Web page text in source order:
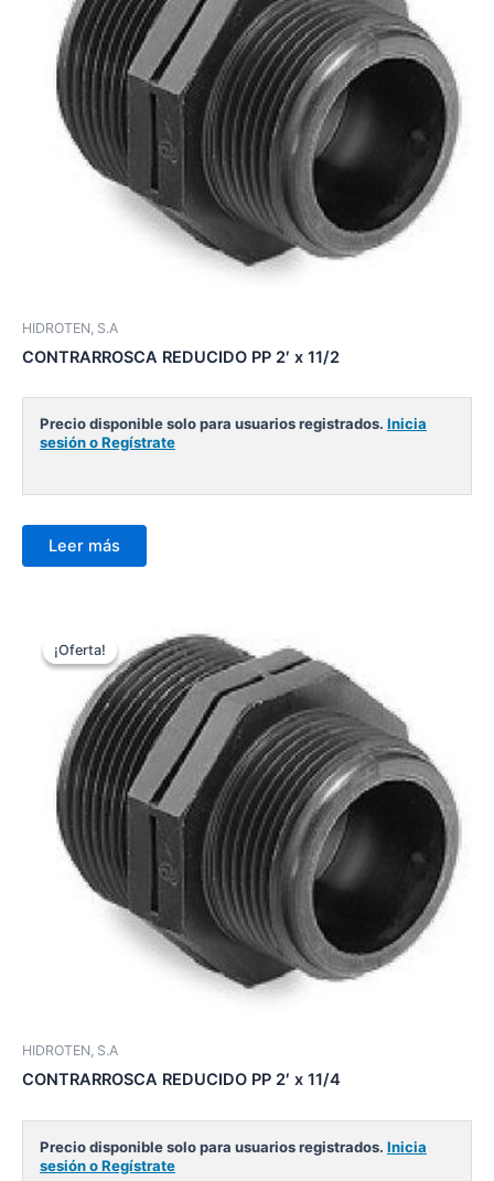
HIDROTEN, S.A
CONTRARROSCA REDUCIDO PP 2′ x 11/2
Precio disponible solo para usuarios registrados. Inicia
sesión o Regístrate
Leer más
¡Oferta!
¡Oferta!
HIDROTEN, S.A
CONTRARROSCA REDUCIDO PP 2′ x 11/4
Precio disponible solo para usuarios registrados. Inicia
sesión o Regístrate